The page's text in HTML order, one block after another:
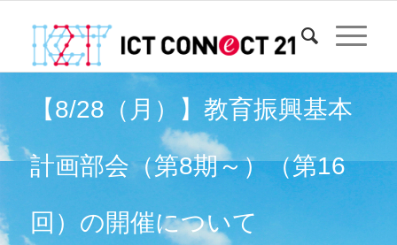
【8/28（月）】教育振興基本
計画部会（第8期～）（第16
回）の開催について